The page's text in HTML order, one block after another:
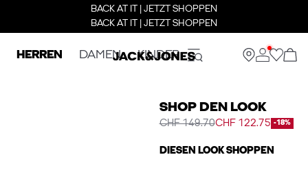
BACK AT IT | JETZT SHOPPEN
BACK AT IT | JETZT SHOPPEN
HERREN DAMEN KINDER
SHOP DEN LOOK
CHF 149.70CHF 122.75 -18%
DIESEN LOOK SHOPPEN